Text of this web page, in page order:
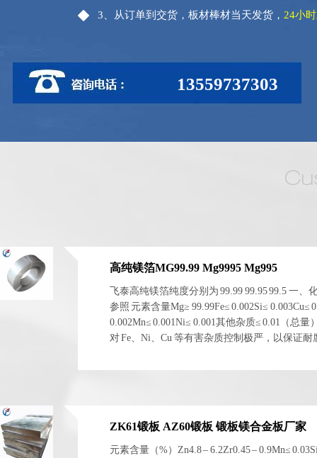
13559737303
3、从订单到交货，板材棒材当天发货， 24小
高纯镁箔MG99.99 Mg9995 Mg995
飞泰高纯镁箔纯度分别为 99.99 99.95 99.5 一、
参照 元素含量Mg≥ 99.99Fe≤ 0.002Si≤ 0.003Cu≤
0.002Mn≤ 0.001Ni≤ 0.001其他杂质≤ 0.01（总量
对 Fe、Ni、Cu 等有害杂质控制极严，以保证耐
ZK61锻板 AZ60锻板 锻板镁合金板厂家
元素含量（%）Zn4.8 – 6.2Zr0.45 – 0.9Mn≤